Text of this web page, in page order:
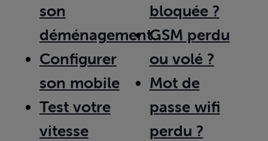
son
déménagement
Configurer
son mobile
Test votre
vitesse
bloquée ?
GSM perdu
ou volé ?
Mot de
passe wifi
perdu ?